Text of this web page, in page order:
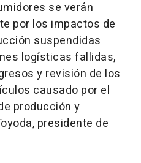
se verán
por los impactos de
suspendidas
logísticas fallidas,
y revisión de los
causado por el
producción y
presidente de